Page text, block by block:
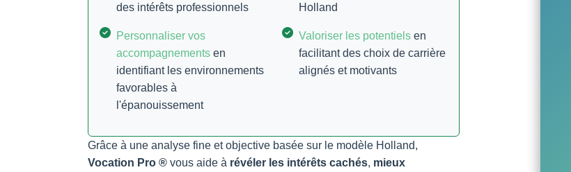
des intérêts professionnels
Holland
Personnaliser vos
accompagnements en
identifiant les environnements
favorables à
l'épanouissement
Valoriser les potentiels en
facilitant des choix de carrière
alignés et motivants
Grâce à une analyse fine et objective basée sur le modèle Holland,
Vocation Pro ® vous aide à révéler les intérêts cachés, mieux